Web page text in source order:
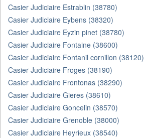
Casier Judiciaire Estrablin (38780)
Casier Judiciaire Eybens (38320)
Casier Judiciaire Eyzin pinet (38780)
Casier Judiciaire Fontaine (38600)
Casier Judiciaire Fontanil cornillon (38120)
Casier Judiciaire Froges (38190)
Casier Judiciaire Frontonas (38290)
Casier Judiciaire Gieres (38610)
Casier Judiciaire Goncelin (38570)
Casier Judiciaire Grenoble (38000)
Casier Judiciaire Heyrieux (38540)